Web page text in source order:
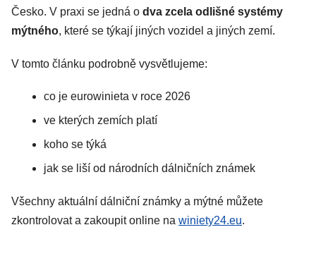
Česko. V praxi se jedná o dva zcela odlišné systémy
mýtného, které se týkají jiných vozidel a jiných zemí.
V tomto článku podrobně vysvětlujeme:
co je eurowinieta v roce 2026
ve kterých zemích platí
koho se týká
jak se liší od národních dálničních známek
Všechny aktuální dálniční známky a mýtné můžete
zkontrolovat a zakoupit online na winiety24.eu.